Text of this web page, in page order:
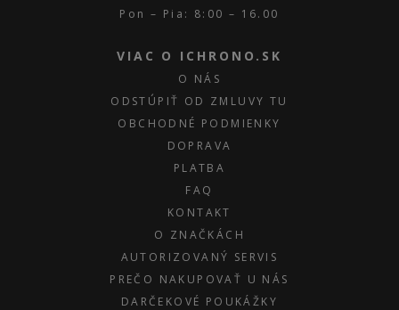
Pon – Pia: 8:00 – 16.00
VIAC O ICHRONO.SK
O NÁS
ODSTÚPIŤ OD ZMLUVY TU
OBCHODNÉ PODMIENKY
DOPRAVA
PLATBA
FAQ
KONTAKT
O ZNAČKÁCH
AUTORIZOVANÝ SERVIS
PREČO NAKUPOVAŤ U NÁS
DARČEKOVÉ POUKÁŽKY